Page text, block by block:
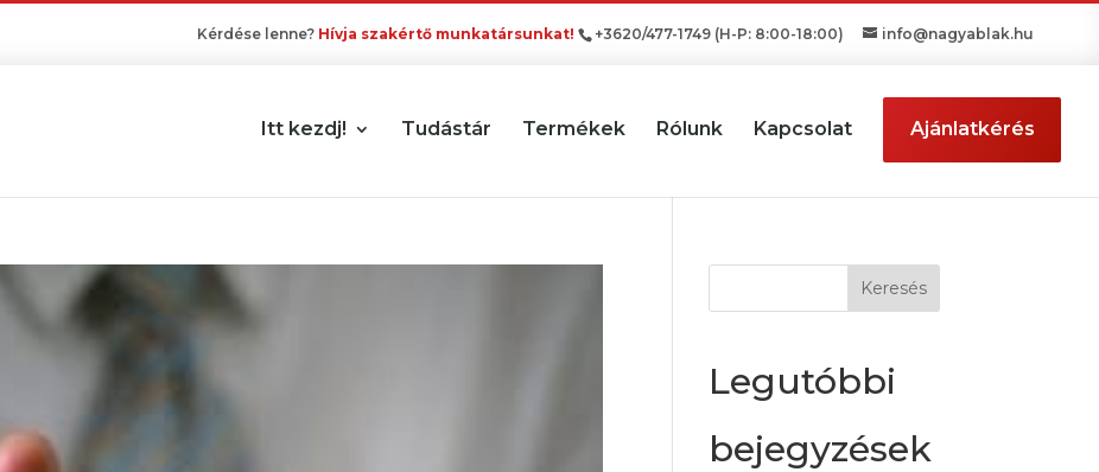
Kérdése lenne? Hívja szakértő munkatársunkat! +3620/477-1749(H-P: 8:00-18:00) info@nagyablak.hu
Itt kezdj! Tudástár Termékek Rólunk Kapcsolat Ajánlatkérés
Legutóbbi
bejegyzések